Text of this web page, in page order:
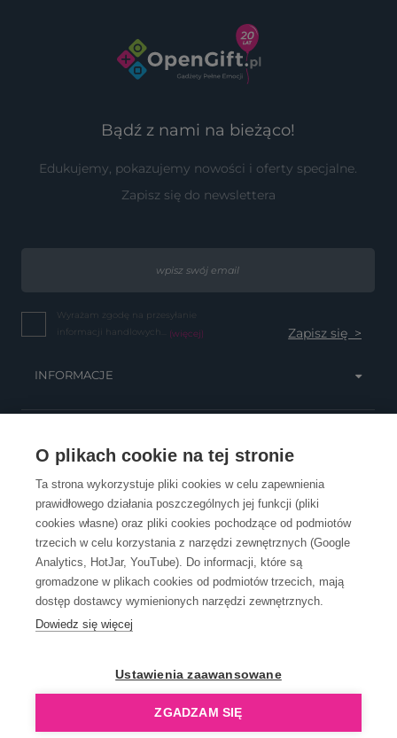
O plikach cookie na tej stronie
Ta strona wykorzystuje pliki cookies w celu zapewnienia
prawidłowego działania poszczególnych jej funkcji (pliki
cookies własne) oraz pliki cookies pochodzące od podmiotów
trzecich w celu korzystania z narzędzi zewnętrznych (Google
Analytics, HotJar, YouTube). Do informacji, które są
gromadzone w plikach cookies od podmiotów trzecich, mają
dostęp dostawcy wymienionych narzędzi zewnętrznych.
Dowiedz się więcej
Ustawienia zaawansowane
ZGADZAM SIĘ
Bądź z nami na bieżąco!
Edukujemy, pokazujemy nowości i oferty specjalne.
Zapisz się do newslettera
Wyrażam zgodę na przesyłanie
informacji handlowych... (więcej)
INFORMACJE
OBSŁUGA KLIENTA
KONTAKT
OpenGift jest częścią ReflectGroup.